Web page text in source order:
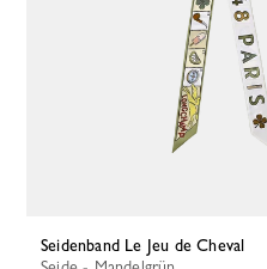
Seidenband Le Jeu de Cheval